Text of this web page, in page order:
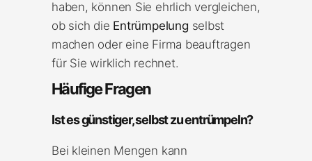
haben, können Sie ehrlich vergleichen,
ob sich die Entrümpelung selbst
machen oder eine Firma beauftragen
für Sie wirklich rechnet.
Häufige Fragen
Ist es günstiger, selbst zu entrümpeln?
Bei kleinen Mengen kann